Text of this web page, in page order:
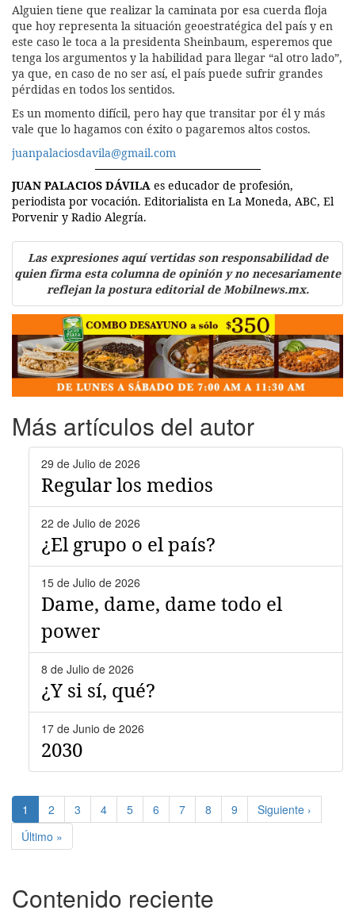
Alguien tiene que realizar la caminata por esa cuerda floja
que hoy representa la situación geoestratégica del país y en
este caso le toca a la presidenta Sheinbaum, esperemos que
tenga los argumentos y la habilidad para llegar “al otro lado”,
ya que, en caso de no ser así, el país puede sufrir grandes
pérdidas en todos los sentidos.
Es un momento difícil, pero hay que transitar por él y más
vale que lo hagamos con éxito o pagaremos altos costos.
juanpalaciosdavila@gmail.com
JUAN PALACIOS DÁVILA es educador de profesión,
periodista por vocación. Editorialista en La Moneda, ABC, El
Porvenir y Radio Alegría.
Las expresiones aquí vertidas son responsabilidad de
quien firma esta columna de opinión y no necesariamente
reflejan la postura editorial de Mobilnews.mx.
Más artículos del autor
29 de Julio de 2026
Regular los medios
22 de Julio de 2026
¿El grupo o el país?
15 de Julio de 2026
Dame, dame, dame todo el
power
8 de Julio de 2026
¿Y si sí, qué?
17 de Junio de 2026
2030
Paginación
Página
actual
1 Page
2 Page
3 Page
4 Page
5 Page
6 Page
7 Page
8 Page
9
Siguiente
página
Siguiente ›
Última
página
Último »
Contenido reciente